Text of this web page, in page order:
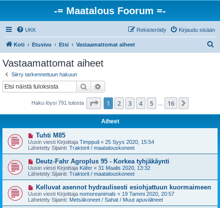
-= Maatalous Foorum =-
UKK Kirjaudu sisään
Rekisteröidy
Koti Etusivu Etsi Vastaamattomat aiheet
Vastaamattomat aiheet
Siirry tarkennettuun hakuun
Etsi
Haku löysi 791 tulosta Sivu /16
1 2 3 4 5 16
Aiheet
U
u
s
i
v
e
s
t
Tuhti M85
Uusin viesti Kirjoittaja Timppuli « 25 Syys 2020, 15:54
Lähetetty Sijainti: Traktorit / maatalouskoneet
U
u
s
i
v
e
s
t
Deutz-Fahr Agroplus 95 - Korkea tyhjäkäynti
Uusin viesti Kirjoittaja Käfer « 31 Maalis 2020, 13:32
Lähetetty Sijainti: Traktorit / maatalouskoneet
U
u
s
i
Kelluvat asennot hydraulisesti esiohjattuun kuormaimeen
Uusin viesti Kirjoittaja nomoreanimals « 19 Tammi 2020, 20:57
Lähetetty Sijainti: Metsäkoneet / Sahat / Muut apuvälineet